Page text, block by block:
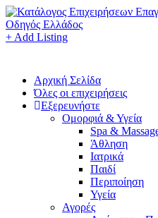
+ Add Listing
Αρχική Σελίδα
Όλες οι επιχειρήσεις
Εξερευνήστε
Ομορφιά & Υγεία
Spa &
Άθληση
Ιατρικά
Παιδί
Περιποίηση
Υγεία
Αγορές